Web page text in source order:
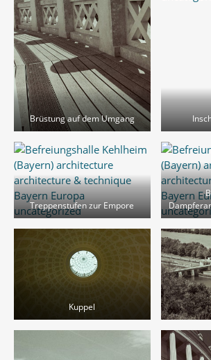
Brüstung auf dem Umgang
Treppenstufen zur Empore
Kuppel